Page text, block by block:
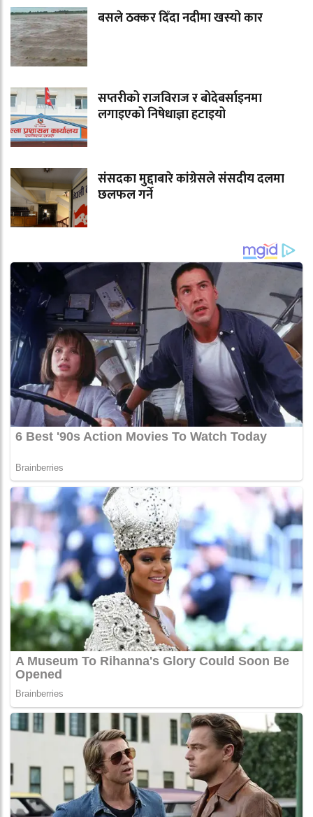
बसले ठक्कर दिँदा नदीमा खस्यो कार
सप्तरीको राजविराज र बोदेबर्साइनमा
लगाइएको निषेधाज्ञा हटाइयो
संसदका मुद्दाबारे कांग्रेसले संसदीय दलमा
छलफल गर्ने